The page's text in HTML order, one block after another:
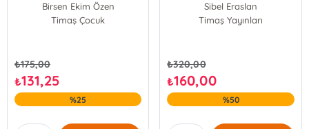
Birsen Ekim Özen
Timaş Çocuk
₺175,00
₺131,25
%25
Sibel Eraslan
Timaş Yayınları
₺320,00
₺160,00
%50